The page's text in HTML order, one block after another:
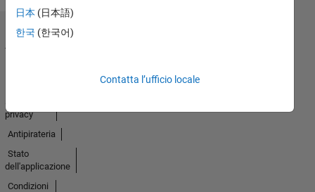
日本 (日本語)
한국 (한국어)
Contatta l’ufficio locale
Centro di
fiducia
privacy
Antipirateria
Stato
dell'applicazione
Condizioni